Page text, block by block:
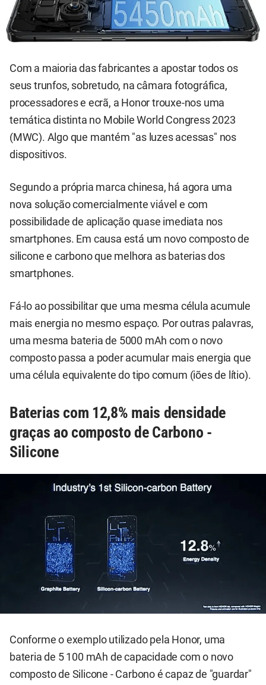
Com a maioria das fabricantes a apostar todos os
seus trunfos, sobretudo, na câmara fotográfica,
processadores e ecrã, a Honor trouxe-nos uma
temática distinta no Mobile World Congress 2023
(MWC). Algo que mantém "as luzes acessas" nos
dispositivos.
Segundo a própria marca chinesa, há agora uma
nova solução comercialmente viável e com
possibilidade de aplicação quase imediata nos
smartphones. Em causa está um novo composto de
silicone e carbono que melhora as baterias dos
smartphones.
Fá-lo ao possibilitar que uma mesma célula acumule
mais energia no mesmo espaço. Por outras palavras,
uma mesma bateria de 5000 mAh com o novo
composto passa a poder acumular mais energia que
uma célula equivalente do tipo comum (iões de lítio).
Baterias com 12,8% mais densidade
graças ao composto de Carbono -
Silicone
Conforme o exemplo utilizado pela Honor, uma
bateria de 5 100 mAh de capacidade com o novo
composto de Silicone - Carbono é capaz de "guardar"